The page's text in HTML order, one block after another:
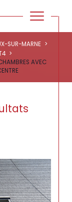
SUR-MARNE
AVEC